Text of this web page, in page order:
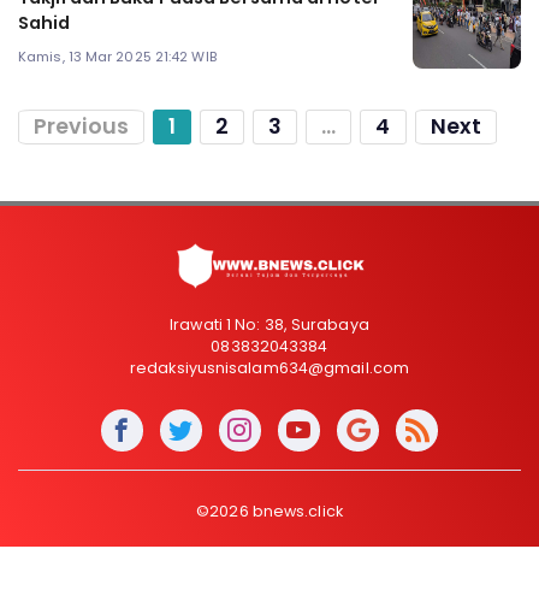
Sahid
Kamis, 13 Mar 2025 21:42 WIB
Previous 1 2 3 ... 4 Next
Irawati 1 No: 38, Surabaya
083832043384
redaksiyusnisalam634@gmail.com
©2026 bnews.click